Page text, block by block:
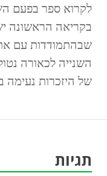
לקרוא ספר בפעם
בקריאה הראשונה
שבהתמודדות עם
השנייה לכאורה
של היזכרות נעימה
תגיות